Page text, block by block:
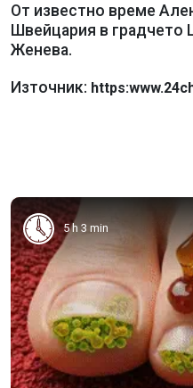
От известно време
Швейцария в градчето
Женева.
Източник:
5 h 3 min